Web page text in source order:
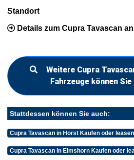
Standort
Details zum Cupra Tavascan
Weitere Cupra
Fahrzeuge können
Stattdessen können Sie auch:
Cupra Tavascan in Horst Kaufen oder leasen
Cupra Tavascan in Elmshorn Kaufen oder